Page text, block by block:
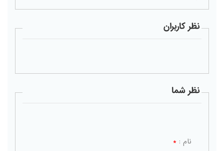
نظر کاربران
نظر شما
نام : *